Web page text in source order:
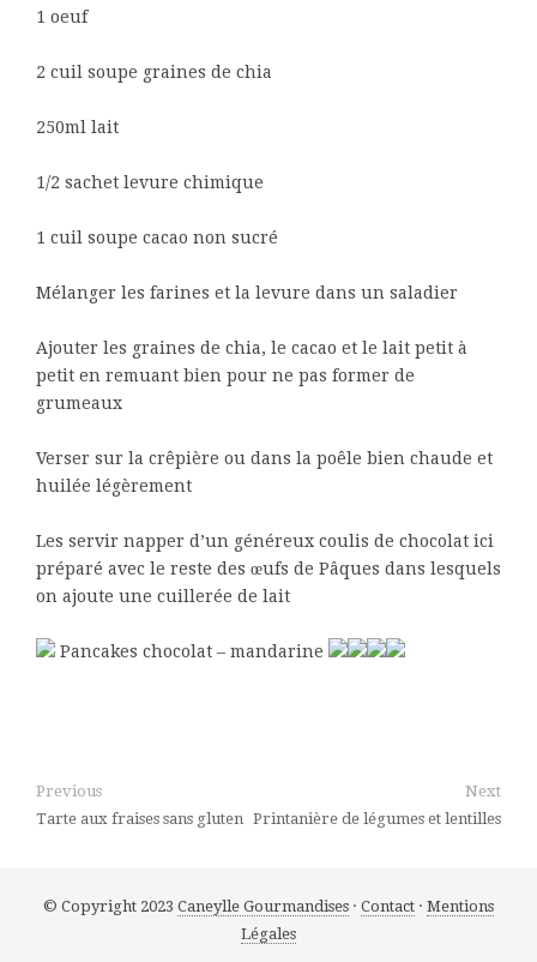
1 oeuf
2 cuil soupe graines de chia
250ml lait
1/2 sachet levure chimique
1 cuil soupe cacao non sucré
Mélanger les farines et la levure dans un saladier
Ajouter les graines de chia, le cacao et le lait petit à
petit en remuant bien pour ne pas former de
grumeaux
Verser sur la crêpière ou dans la poêle bien chaude et
huilée légèrement
Les servir napper d’un généreux coulis de chocolat ici
préparé avec le reste des œufs de Pâques dans lesquels
on ajoute une cuillerée de lait
Pancakes chocolat – mandarine
Previous
Tarte aux fraises sans gluten
Next
Printanière de légumes et lentilles
© Copyright 2023 Caneylle Gourmandises · Contact · Mentions
Légales